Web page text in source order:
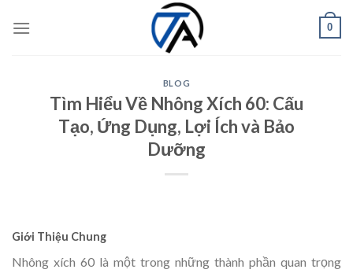
0
BLOG
Tìm Hiểu Về Nhông Xích 60: Cấu
Tạo, Ứng Dụng, Lợi Ích và Bảo
Dưỡng
Giới Thiệu Chung
Nhông xích 60 là một trong những thành phần quan trọng